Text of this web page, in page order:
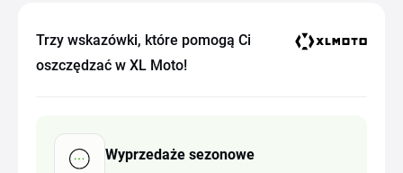
Trzy wskazówki, które pomogą Ci
oszczędzać w XL Moto!
Wyprzedaże sezonowe